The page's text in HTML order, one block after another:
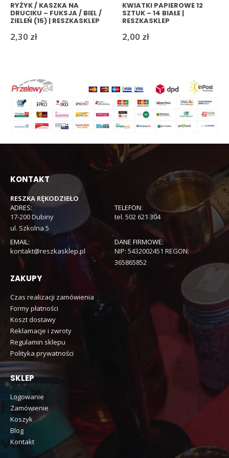
RYŻYK / KASZKA NA
DRUCIKU – FUKSJA / BIEL /
ZIELEŃ (15) | RESZKASKLEP
2,30 zł
KWIATKI PAPIEROWE 12
SZTUK – 14 BIAŁE |
RESZKASKLEP
2,00 zł
KONTAKT
RESZKA RĘKODZIEŁO
ADRES:
17-200 Dubiny
ul. Szkolna 5
TELEFON:
tel. 502 621 304
EMAIL:
kontakt@reszkasklep.pl
DANE FIRMOWE:
NIP: 5432002451 REGON:
365865852
ZAKUPY
Czas realizacji zamówienia
Formy płatności
Koszt dostawy
Reklamacje i zwroty
Regulamin sklepu
Polityka prywatności
SKLEP
Logowanie
Zamówienie
Koszyk
Blog
Kontakt